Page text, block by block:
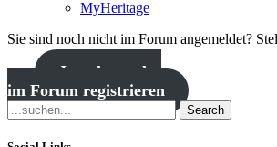
MyHeritage
Sie sind noch nicht im Forum angemeldet?
Jetzt kostenlos
im Forum registrieren
Search